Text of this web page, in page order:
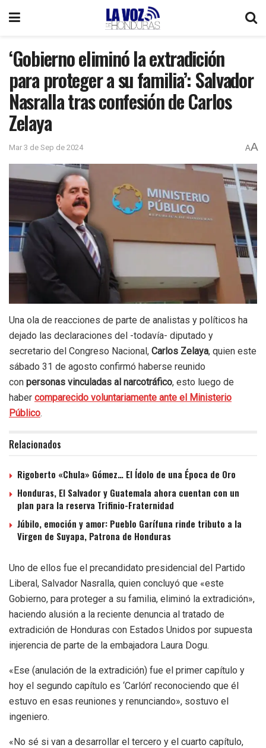
‘Gobierno eliminó la extradición
para proteger a su familia’: Salvador
Nasralla tras confesión de Carlos
Zelaya
Mar 3 de Sep de 2024 AA
Una ola de reacciones de parte de analistas y políticos ha
dejado las declaraciones del -todavía- diputado y
secretario del Congreso Nacional, Carlos Zelaya, quien este
sábado 31 de agosto confirmó haberse reunido
con personas vinculadas al narcotráfico, esto luego de
haber comparecido voluntariamente ante el Ministerio
Público.
Relacionados
Rigoberto «Chula» Gómez… El Ídolo de una Época de Oro
Honduras, El Salvador y Guatemala ahora cuentan con un
plan para la reserva Trifinio-Fraternidad
Júbilo, emoción y amor: Pueblo Garífuna rinde tributo a la
Virgen de Suyapa, Patrona de Honduras
Uno de ellos fue el precandidato presidencial del Partido
Liberal, Salvador Nasralla, quien concluyó que «este
Gobierno, para proteger a su familia, eliminó la extradición»,
haciendo alusión a la reciente denuncia al tratado de
extradición de Honduras con Estados Unidos por supuesta
injerencia de parte de la embajadora Laura Dogu.
«Ese (anulación de la extradición) fue el primer capítulo y
hoy el segundo capítulo es ‘Carlón’ reconociendo que él
estuvo en esas reuniones y renunciando», sostuvo el
ingeniero.
«No sé si van a desarrollar el tercero y el cuarto capítulo,